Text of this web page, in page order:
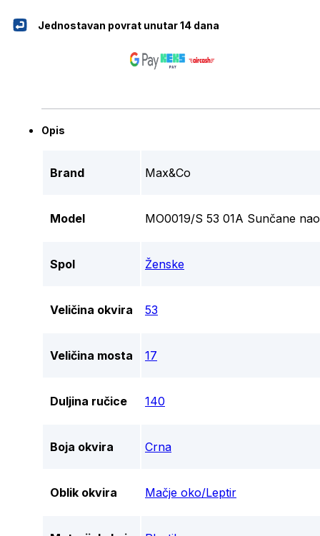
Jednostavan povrat unutar 14 dana
Opis
Brand Max&Co
Model MO0019/S 53 01A Sunčane
Spol Ženske
Veličina okvira 53
Veličina mosta 17
Duljina ručice 140
Boja okvira Crna
Oblik okvira Mačje oko/Leptir